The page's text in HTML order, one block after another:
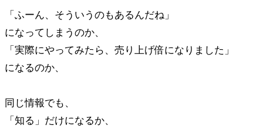
「ふーん、そういうのもあるんだね」
になってしまうのか、
「実際にやってみたら、売り上げ倍になりました」
になるのか、
同じ情報でも、
「知る」だけになるか、